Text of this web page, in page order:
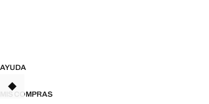
AYUDA
MIS COMPRAS